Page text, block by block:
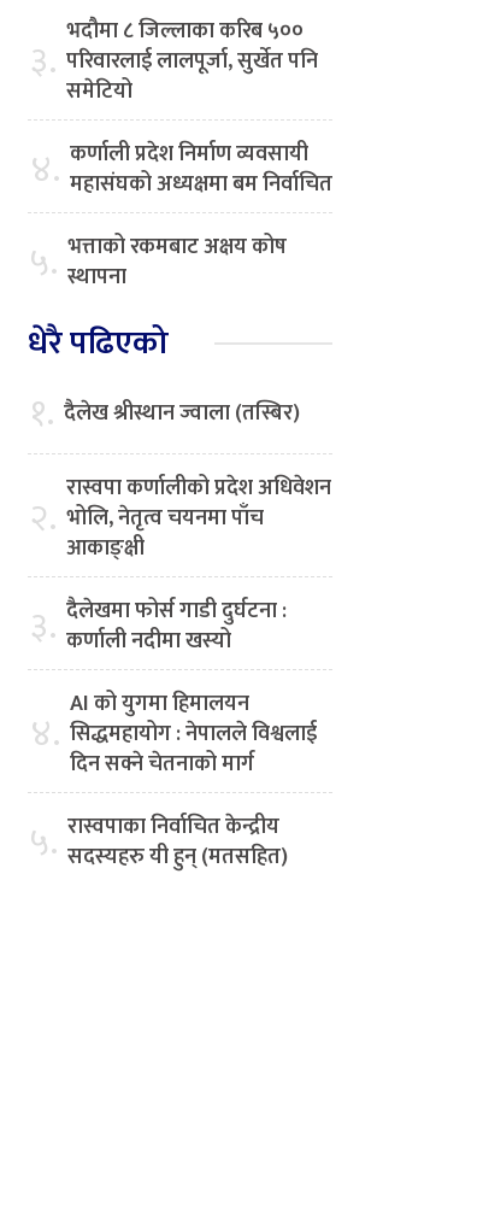
३. भदौमा ८ जिल्लाका करिब ५००
परिवारलाई लालपूर्जा, सुर्खेत पनि
समेटियो
४. कर्णाली प्रदेश निर्माण व्यवसायी
महासंघको अध्यक्षमा बम निर्वाचित
५. भत्ताको रकमबाट अक्षय कोष
स्थापना
धेरै पढिएको
१. दैलेख श्रीस्थान ज्वाला (तस्बिर)
२. रास्वपा कर्णालीको प्रदेश अधिवेशन
भोलि, नेतृत्व चयनमा पाँच
आकाङ्क्षी
३. दैलेखमा फोर्स गाडी दुर्घटना :
कर्णाली नदीमा खस्यो
४. AI को युगमा हिमालयन
सिद्धमहायोग : नेपालले विश्वलाई
दिन सक्ने चेतनाको मार्ग
५. रास्वपाका निर्वाचित केन्द्रीय
सदस्यहरु यी हुन् (मतसहित)